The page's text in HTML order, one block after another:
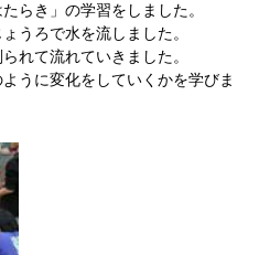
らき」の学習をしました。
うろで水を流しました。
れて流れていきました。
うに変化をしていくかを学びま